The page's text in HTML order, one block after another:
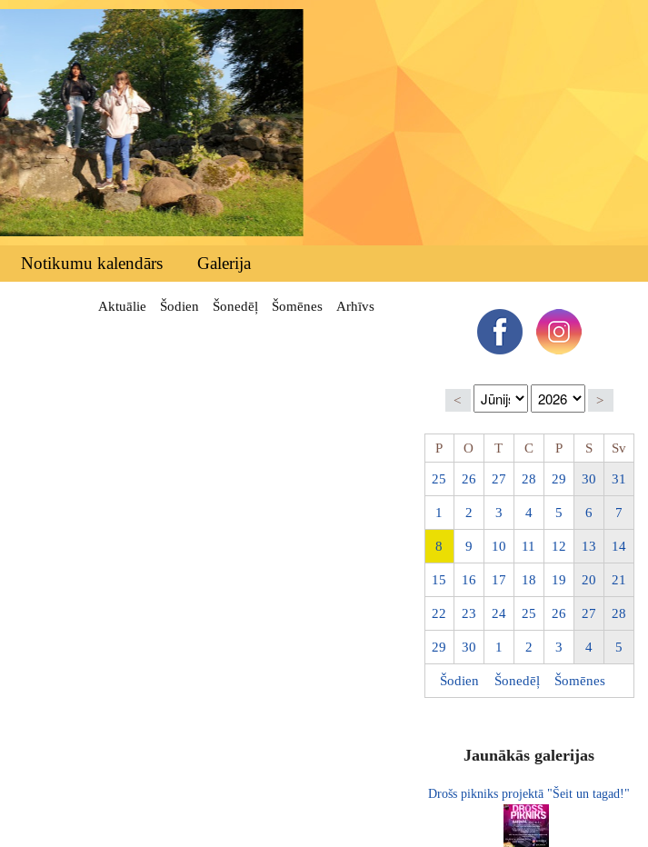
Notikumu kalendārs Galerija
Aktuālie Šodien Šonedēļ Šomēnes Arhīvs
< >
P O T C P S Sv
25 26 27 28 29 30 31
1 2 3 4 5 6 7
8 9 10 11 12 13 14
15 16 17 18 19 20 21
22 23 24 25 26 27 28
29 30 1 2 3 4 5
Šodien Šonedēļ Šomēnes
Jaunākās galerijas
Drošs pikniks projektā "Šeit un tagad!"